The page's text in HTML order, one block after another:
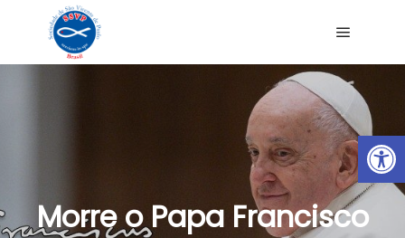
Morre o Papa Francisco